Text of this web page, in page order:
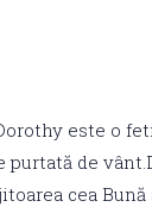
este o
purtată de
cea